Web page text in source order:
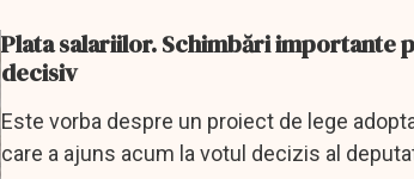
Plata salariilor. Schimbări
decisiv
Este vorba despre un proiect de lege
care a ajuns acum la votul decizis al